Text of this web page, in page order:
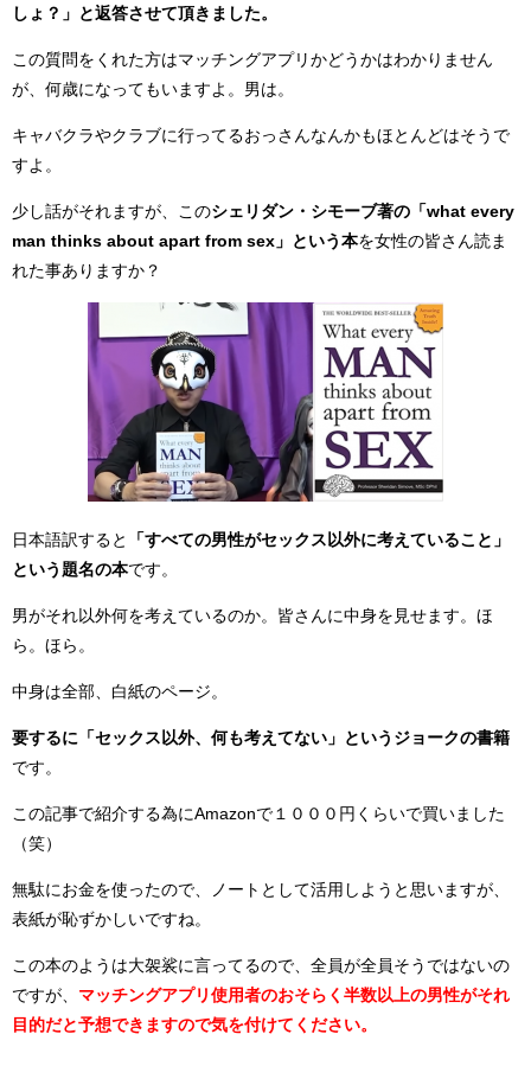
しょ？」と返答させて頂きました。
この質問をくれた方はマッチングアプリかどうかはわかりません
が、何歳になってもいますよ。男は。
キャバクラやクラブに行ってるおっさんなんかもほとんどはそうで
すよ。
少し話がそれますが、このシェリダン・シモーブ著の「what every
man thinks about apart from sex」という本を女性の皆さん読ま
れた事ありますか？
日本語訳すると
「すべての男性がセックス以外に考えていること」
という題名の本です。
男がそれ以外何を考えているのか。皆さんに中身を見せます。ほ
ら。ほら。
中身は全部、白紙のページ。
要するに「セックス以外、何も考えてない」というジョークの書籍
です。
この記事で紹介する為にAmazonで１０００円くらいで買いました
（笑）
無駄にお金を使ったので、ノートとして活用しようと思いますが、
表紙が恥ずかしいですね。
この本のようは大袈裟に言ってるので、全員が全員そうではないの
ですが、 マッチングアプリ使用者のおそらく半数以上の男性がそれ
目的だと予想できますので気を付けてください。